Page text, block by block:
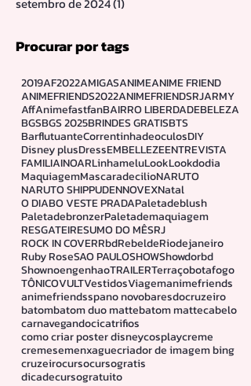
Procurar por tags
2019AF2022AMIGASANIMEANIME FRIEND
ANIMEFRIENDS2022ANIMEFRIENDSRJARMY
AffAnimefastfanBAIRRO LIBERDADEBELEZA
BGSBGS 2025BRINDES GRATISBTS
BarflutuanteCorrentinhadeoculosDIY
Disney plusDressEMBELLEZEENTREVISTA
FAMILIAINOARLinhameluLookLookdodia
MaquiagemMascaradecilioNARUTO
NARUTO SHIPPUDENNOVEXNatal
O DIABO VESTE PRADAPaletadeblush
PaletadebronzerPaletademaquiagem
RESGATEIRESUMO DO MÊSRJ
ROCK IN COVERRbdRebeldeRiodejaneiro
Ruby RoseSAO PAULOSHOWShowdorbd
ShownoengenhaoTRAILERTerraçobotafogo
TÔNICOVULTVestidosViagemanimefriends
animefriendsspano novobaresdocruzeiro
batombatom duo mattebatom mattecabelo
carnavegandocicatrifios
como criar poster disneycosplaycreme
cremesemenxaguecriador de imagem bing
cruzeirocursocursogratis
dicadecursogratuito